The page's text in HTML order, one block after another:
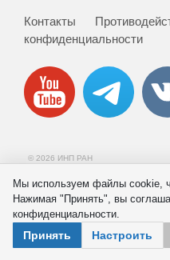
Материалы для
Публикации
Научная жизнь
О журнале
Номера
Контакты
конфиденциальности
© 2026 ИНП РАН
Мы используем файлы cookie,
Нажимая "Принять", вы
конфиденциальности.
Принять Настроить